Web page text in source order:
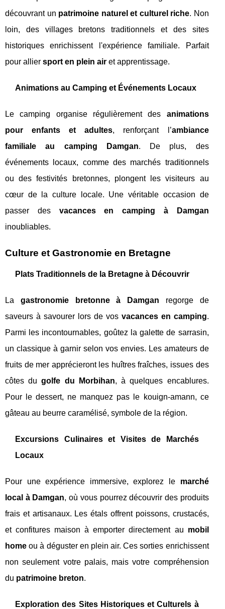
découvrant un patrimoine naturel et culturel riche. Non
loin, des villages bretons traditionnels et des sites
historiques enrichissent l'expérience familiale. Parfait
pour allier sport en plein air et apprentissage.
Animations au Camping et Événements Locaux
Le camping organise régulièrement des animations
pour enfants et adultes, renforçant l’ambiance
familiale au camping Damgan. De plus, des
événements locaux, comme des marchés traditionnels
ou des festivités bretonnes, plongent les visiteurs au
cœur de la culture locale. Une véritable occasion de
passer des vacances en camping à Damgan
inoubliables.
Culture et Gastronomie en Bretagne
Plats Traditionnels de la Bretagne à Découvrir
La gastronomie bretonne à Damgan regorge de
saveurs à savourer lors de vos vacances en camping.
Parmi les incontournables, goûtez la galette de sarrasin,
un classique à garnir selon vos envies. Les amateurs de
fruits de mer apprécieront les huîtres fraîches, issues des
côtes dugolfe du Morbihan, à quelques encablures.
Pour le dessert, ne manquez pas le kouign-amann, ce
gâteau au beurre caramélisé, symbole de la région.
Excursions Culinaires et Visites de Marchés
Locaux
Pour une expérience immersive, explorez le marché
local à Damgan, où vous pourrez découvrir des produits
frais et artisanaux. Les étals offrent poissons, crustacés,
et confitures maison à emporter directement au mobil
home ou à déguster en plein air. Ces sorties enrichissent
non seulement votre palais, mais votre compréhension
du patrimoine breton.
Exploration des Sites Historiques et Culturels à